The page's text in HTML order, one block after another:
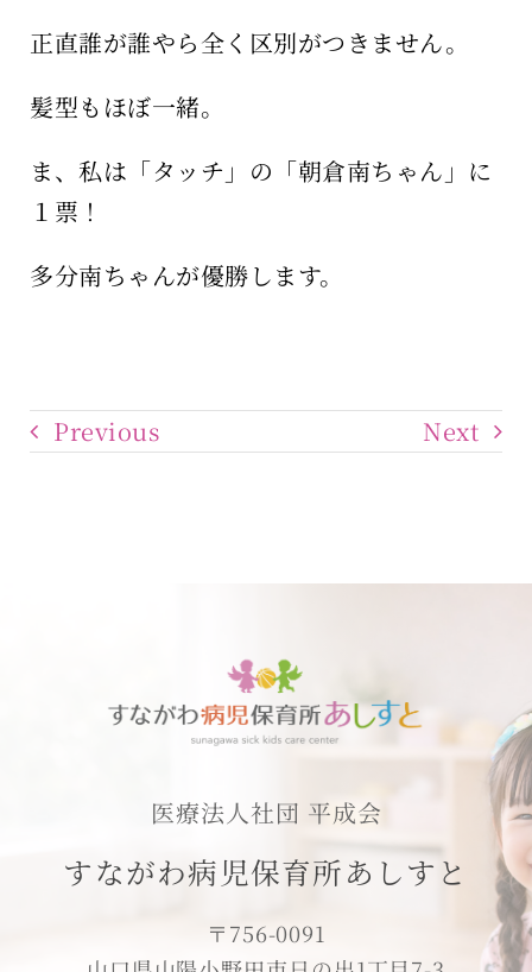
正直誰が誰やら全く区別がつきません。
髪型もほぼ一緒。
ま、私は「タッチ」の「朝倉南ちゃん」に
１票！
多分南ちゃんが優勝します。
Previous Next
医療法人社団 平成会
すながわ病児保育所あしすと
〒756-0091